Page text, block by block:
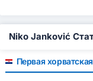
Niko Janković
Первая